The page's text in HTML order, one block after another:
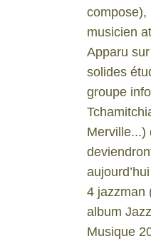
compose),
musicien
Apparu
solides
groupe
Merville...)
4 jazzman
album
Musique